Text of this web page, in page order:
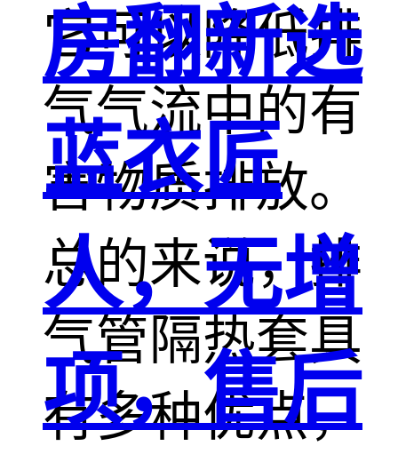
它可以降低排
气气流中的有
害物质排放。
总的来说，排
气管隔热套具
有多种优点，
房翻新选
蓝衣匠
人，无增
项，售后